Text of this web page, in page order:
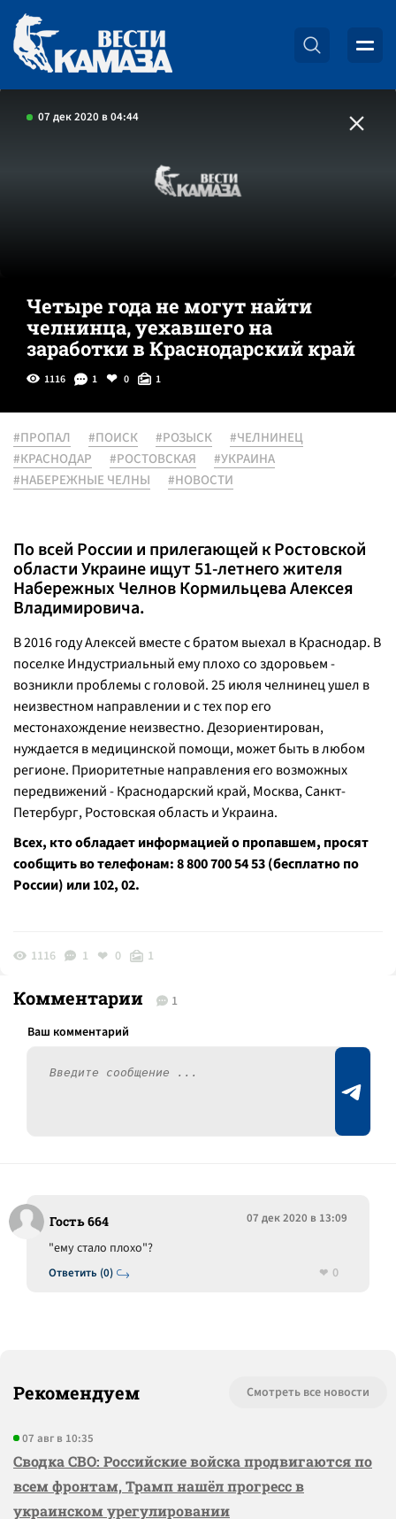
07 дек 2020 в 04:44
Четыре года не могут найти
челнинца, уехавшего на
заработки в Краснодарский край
1116 1 0 1
#ПРОПАЛ #ПОИСК #РОЗЫСК
#ЧЕЛНИНЕЦ
#КРАСНОДАР
#РОСТОВСКАЯ
#УКРАИНА
#НАБЕРЕЖНЫЕ ЧЕЛНЫ
#НОВОСТИ
По всей России и прилегающей к Ростовской
области Украине ищут 51-летнего жителя
Набережных Челнов Кормильцева Алексея
Владимировича.
В 2016 году Алексей вместе с братом выехал в Краснодар. В
поселке Индустриальный ему плохо со здоровьем -
возникли проблемы с головой. 25 июля челнинец ушел в
неизвестном направлении и с тех пор его
местонахождение неизвестно. Дезориентирован,
нуждается в медицинской помощи, может быть в любом
регионе. Приоритетные направления его возможных
передвижений - Краснодарский край, Москва, Санкт-
Петербург, Ростовская область и Украина.
Всех, кто обладает информацией о пропавшем, просят
сообщить во телефонам: 8 800 700 54 53 (бесплатно по
России) или 102, 02.
1116 1 0 1
Комментарии 1
Гость 664 07 дек 2020 в 13:09
Ответить (0)
"ему стало плохо"?
0
Рекомендуем Смотреть все новости
07 авг в 10:35
Сводка СВО: Российские войска продвигаются по
всем фронтам, Трамп нашёл прогресс в
украинском урегулировании